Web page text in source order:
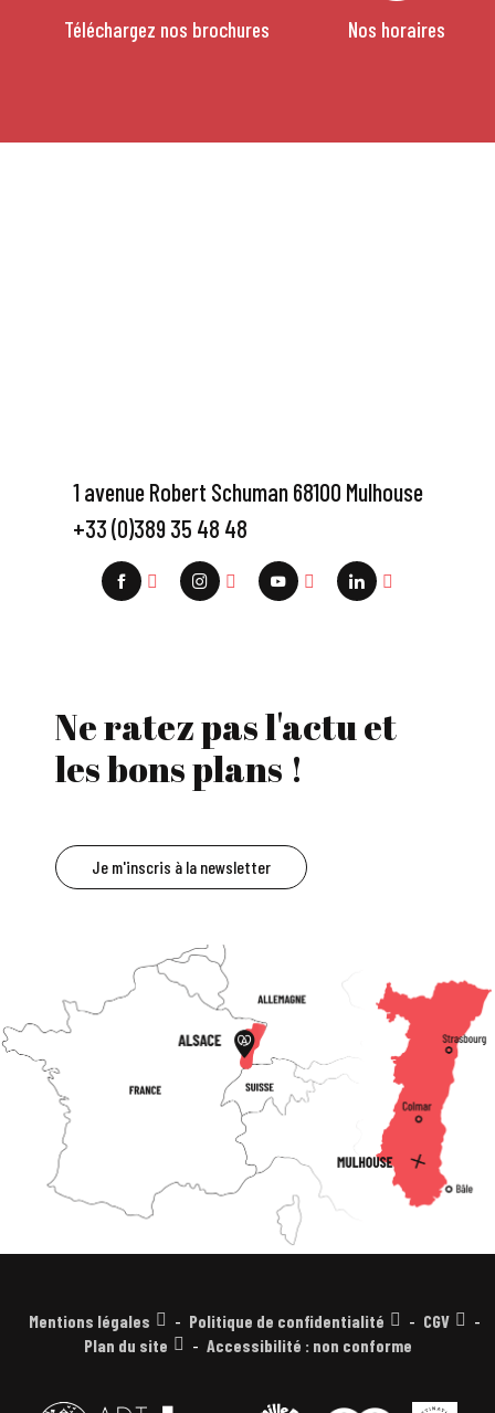
Téléchargez nos brochures Nos horaires
1 avenue Robert Schuman 68100 Mulhouse
+33 (0)389 35 48 48
Ne ratez pas l'actu et
les bons plans !
Je m'inscris à la newsletter
Mentions légales Politique de confidentialité
CGV
Plan du site
Accessibilité : non conforme